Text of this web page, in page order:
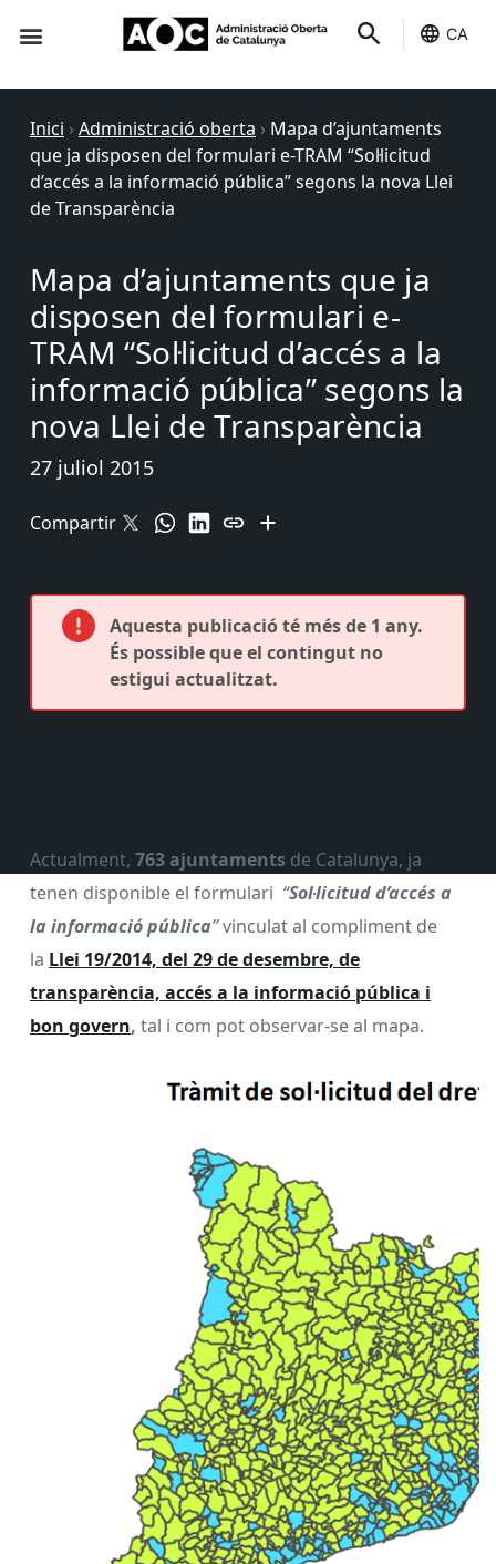
CA
Inici › Administració oberta › Mapa d’ajuntaments
que ja disposen del formulari e-TRAM “Sol·licitud
d’accés a la informació pública” segons la nova Llei
de Transparència
Mapa d’ajuntaments que ja
disposen del formulari e-
TRAM “Sol·licitud d’accés a la
informació pública” segons la
nova Llei de Transparència
27 juliol 2015
Compartir
Aquesta publicació té més de 1 any.
És possible que el contingut no
estigui actualitzat.
Actualment, 763 ajuntaments de Catalunya, ja
tenen disponible el formulari “Sol·licitud d’accés a
la informació pública”vinculat al compliment de
la Llei 19/2014, del 29 de desembre, de
transparència, accés a la informació pública i
bon govern, tal i com pot observar-se al mapa.